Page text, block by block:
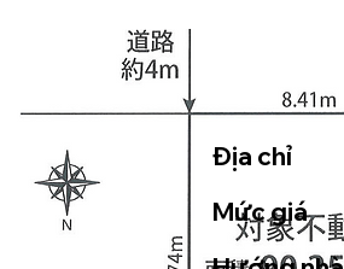
Địa chỉ
Mức giá